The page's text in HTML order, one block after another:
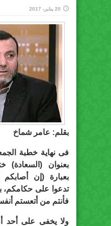
20 يناير، 2017
بقلم: عامر شماخ
فى نهاية خطبة
بعنوان (السعادة)
بعبارة (إن أصابكم
تدعوا على حكامكم،
فأنتم من أتعستم
ولا يخفى على أحد